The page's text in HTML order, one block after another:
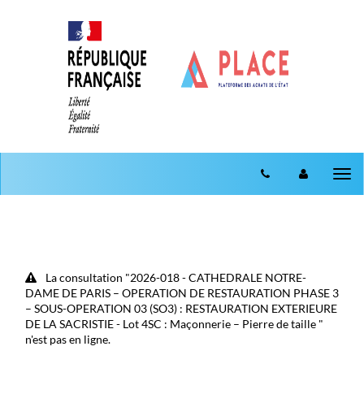
La consultation "2026-018 - CATHEDRALE NOTRE-
DAME DE PARIS – OPERATION DE RESTAURATION PHASE 3
– SOUS-OPERATION 03 (SO3) : RESTAURATION EXTERIEURE
DE LA SACRISTIE - Lot 4SC : Maçonnerie – Pierre de taille "
n'est pas en ligne.